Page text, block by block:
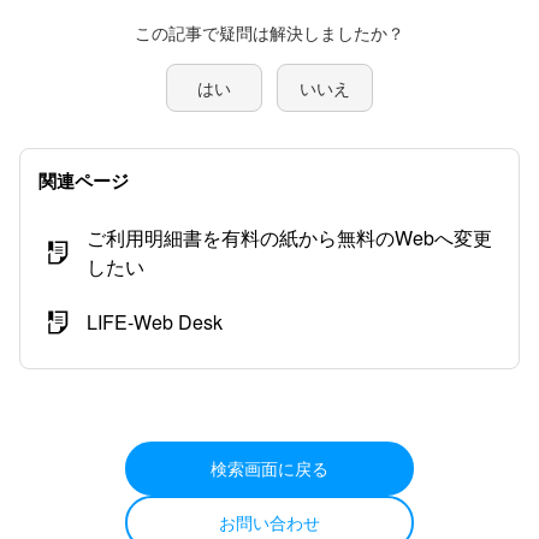
この記事で疑問は解決しましたか？
はい いいえ
関連ページ
ご利用明細書を有料の紙から無料のWebへ変更
したい
LIFE-Web Desk
検索画面に戻る
お問い合わせ